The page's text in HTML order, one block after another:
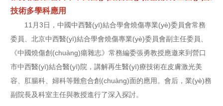
技術多學科應用
11月3日，中國中西醫(yī)結合學會燒傷專業(yè)委員會常務
委員、北京中西醫(yī)結合學會燒傷專業(yè)委員會副主任委員、
《中國燒傷創(chuàng)瘍雜志》常務編委張勇教授應邀來到營口
市中西醫(yī)結合醫(yī)院，講解再生醫(yī)療技術在皮膚激光美
容、肛腸科、婦科等難愈合創(chuàng)面的應用。會后，業(yè)務
副院長及科室主任與教授進行了深入探討。